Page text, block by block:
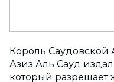
Король
Азиз Аль Сауд издал
который